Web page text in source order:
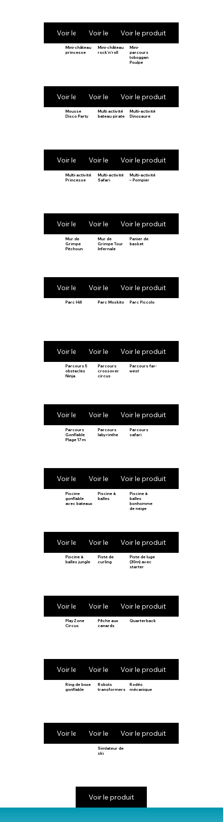
Voir le produitVoir le produitVoir le produit
Mini-château
princesse
Voir le produit
Mini-château
rock’n’roll
Voir le produit
Mini-
parcours
toboggan
Poulpe
Voir le produit
Mousse
Disco Party
Voir le produit
Multi activité
bateau pirate
Voir le produit
Multi-activité
Dinosaure
Voir le produit
Multi-activité
Princesse
Voir le produit
Multi-activité
Safari
Voir le produit
Multi-activité
– Pompier
Voir le produit
Mur de
Grimpe
Pitchoun
Voir le produit
Mur de
Grimpe Tour
Infernale
Voir le produit
Panier de
basket
Voir le produit
Parc Hill
Voir le produit
Parc Moskito
Voir le produit
Parc Piccolo
Voir le produit
Parcours 5
obstacles
Ninja
Voir le produit
Parcours
crossover
circus
Voir le produit
Parcours far-
west
Voir le produit
Parcours
Gonflable
Plage 17m
Voir le produit
Parcours
labyrinthe
Voir le produit
Parcours
safari
Voir le produit
Piscine
gonflable
avec bateaux
Voir le produit
Piscine à
balles
Voir le produit
Piscine à
balles
bonhomme
de neige
Voir le produit
Piscine à
balles jungle
Voir le produit
Piste de
curling
Voir le produit
Piste de luge
(30m) avec
starter
Voir le produit
PlayZone
Circus
Voir le produit
Pêche aux
canards
Voir le produit
Quarterback
Voir le produit
Ring de boxe
gonflable
Voir le produit
Robots
transformers
Voir le produit
Rodéo
mécanique
Voir le produit
Simlateur de
ski
Voir le produit